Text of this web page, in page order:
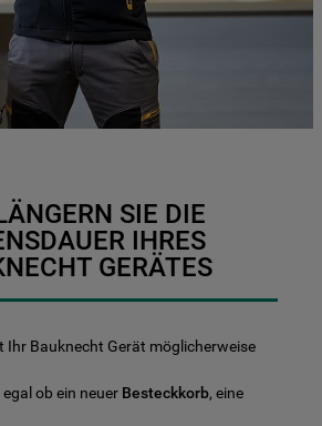
SIE DIE
IHRES
GERÄTES
Ihr Bauknecht Gerät möglicherweise
ob ein neuer Besteckkorb, eine